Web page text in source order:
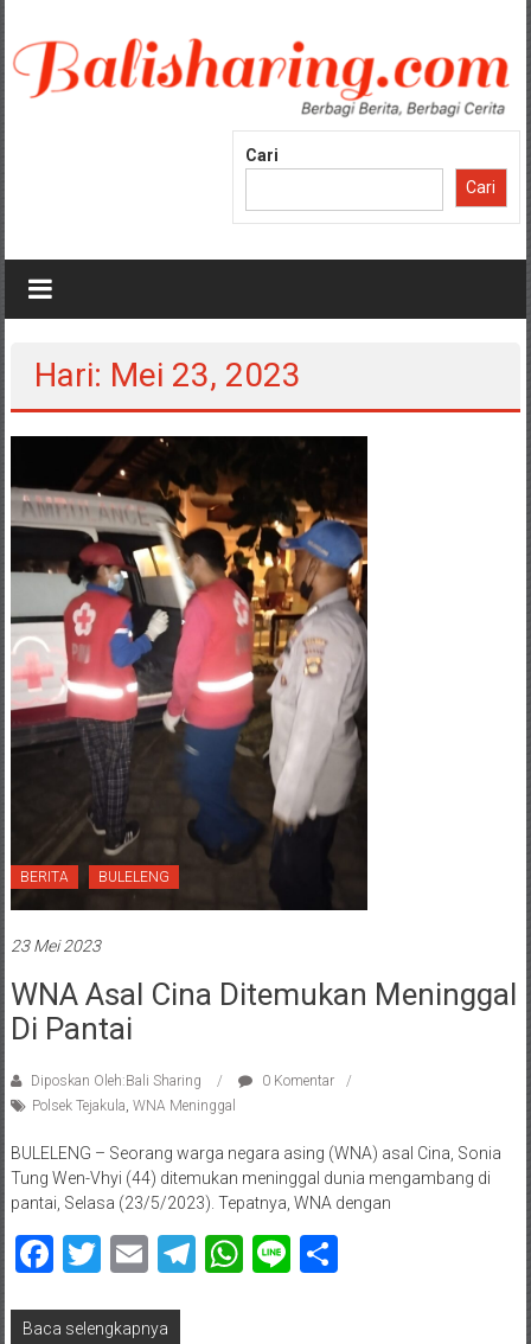
konten
Cari
Cari
Hari: Mei 23, 2023
BERITA BULELENG
23 Mei 2023
WNA Asal Cina Ditemukan Meninggal
Di Pantai
Diposkan Oleh:Bali Sharing
0 Komentar
Polsek Tejakula, WNA Meninggal
BULELENG – Seorang warga negara asing (WNA) asal Cina, Sonia
Tung Wen-Vhyi (44) ditemukan meninggal dunia mengambang di
pantai, Selasa (23/5/2023). Tepatnya, WNA dengan
Facebook
Twitter
EmailTelegram
WhatsApp
LineShare
Baca selengkapnya